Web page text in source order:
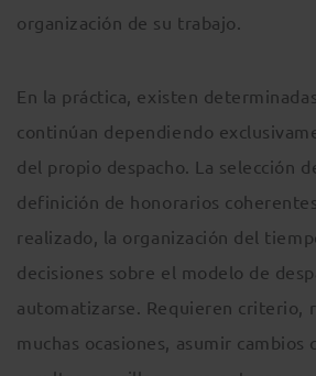
organización de su trabajo.
En la práctica, existen
continúan dependiendo
del propio despacho. La selección
definición de honorarios
realizado, la organización del
decisiones sobre el modelo de
automatizarse. Requieren criterio,
muchas ocasiones, asumir cambios